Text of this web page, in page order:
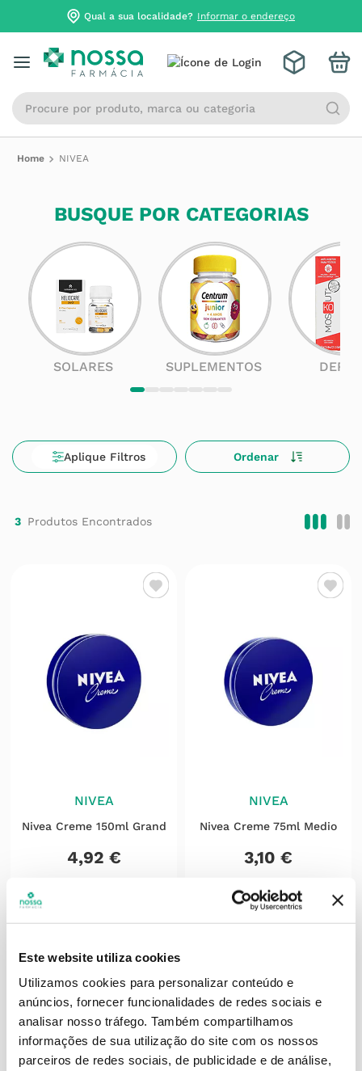
Este website utiliza cookies
Utilizamos cookies para personalizar conteúdo e
anúncios, fornecer funcionalidades de redes sociais e
analisar nosso tráfego. Também compartilhamos
informações de sua utilização do site com os nossos
parceiros de redes sociais, de publicidade e de análise,
Qual a sua localidade? Informar o endereço
Procure por produto, marca ou categoria
NIVEA
BUSQUE POR CATEGORIAS
SOLARES SUPLEMENTOS
3
NIVEA
Nivea Creme 150ml Grand
4,92 €
NIVEA
Nivea Creme 75ml Medio
3,10 €
ADICIONAR